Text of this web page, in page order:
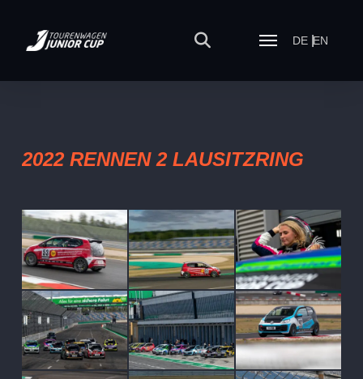
DE EN
2022 RENNEN 2 LAUSITZRING